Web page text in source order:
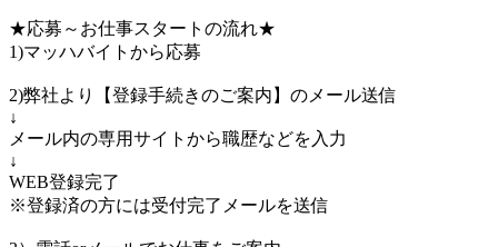
★応募～お仕事スタートの流れ★
1)マッハバイトから応募
2)弊社より【登録手続きのご案内】のメール送信
↓
メール内の専用サイトから職歴などを入力
↓
WEB登録完了
※登録済の方には受付完了メールを送信